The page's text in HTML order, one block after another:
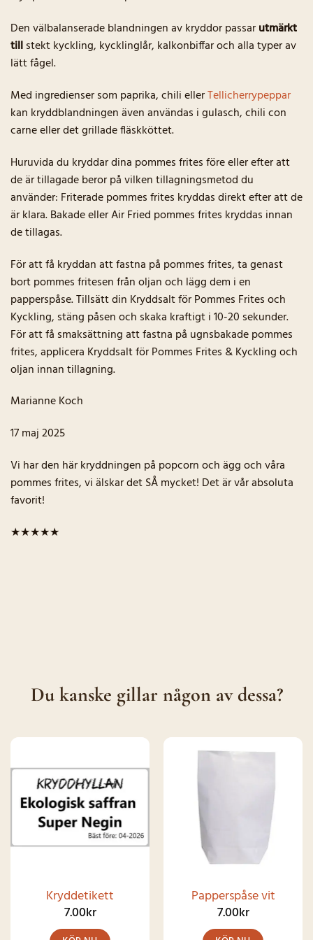
Den välbalanserade blandningen av kryddor passarutmärkt
tillstekt kyckling, kycklinglår, kalkonbiffar och alla typer av
lätt fågel.
Med ingredienser som paprika, chili ellerTellicherrypeppar
kan kryddblandningen även användas i gulasch, chili con
carne eller det grillade fläskköttet.
Huruvida du kryddar dina pommes frites före eller efter att
de är tillagade beror på vilken tillagningsmetod du
använder: Friterade pommes frites kryddas direkt efter att de
är klara. Bakade eller Air Fried pommes frites kryddas innan
de tillagas.
För att få kryddan att fastna på pommes frites, ta genast
bort pommes fritesen från oljan och lägg dem i en
papperspåse. Tillsätt din Kryddsalt för Pommes Frites och
Kyckling, stäng påsen och skaka kraftigt i 10-20 sekunder.
För att få smaksättning att fastna på ugnsbakade pommes
frites, applicera Kryddsalt för Pommes Frites & Kyckling och
oljan innan tillagning.
Marianne Koch
17 maj 2025
Vi har den här kryddningen på popcorn och ägg och våra
pommes frites, vi älskar det SÅ mycket! Det är vår absoluta
favorit!
★★★★★
Du kanske gillar någon av dessa?
Kryddetikett
7.00kr
Papperspåse vit
7.00kr